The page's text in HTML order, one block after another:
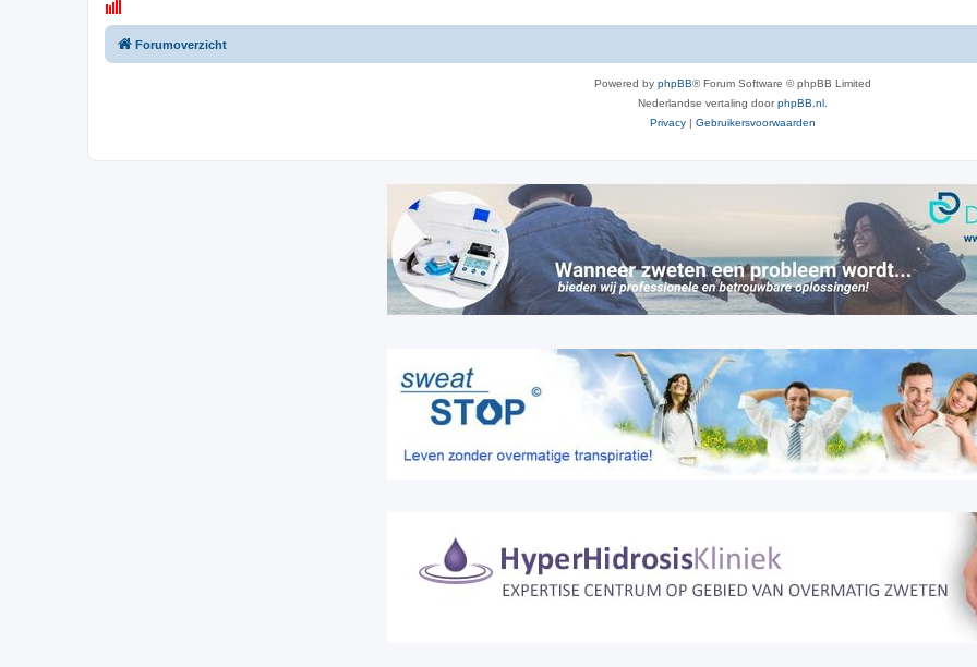
s
t
Forumoverzicht
Powered by phpBB® Forum Software © phpBB Limited
Nederlandse vertaling doorphpBB.nl.
Privacy | Gebruikersvoorwaarden